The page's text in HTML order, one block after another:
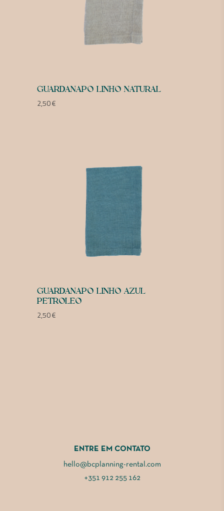
GUARDANAPO LINHO NATURAL
2,50€
GUARDANAPO LINHO AZUL
PETROLEO
2,50€
ENTRE EM CONTATO
hello@bcplanning-rental.com
+351 912 255 162